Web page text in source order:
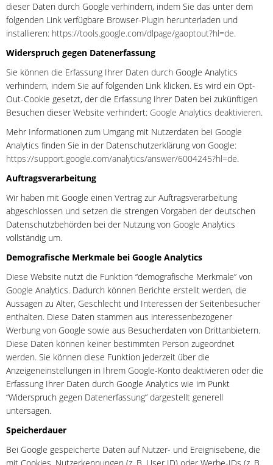
dieser Daten durch Google verhindern, indem Sie das unter dem
folgenden Link verfügbare Browser-Plugin herunterladen und
installieren: https://tools.google.com/dlpage/gaoptout?hl=de.
Widerspruch gegen Datenerfassung
Sie können die Erfassung Ihrer Daten durch Google Analytics
verhindern, indem Sie auf folgenden Link klicken. Es wird ein Opt-
Out-Cookie gesetzt, der die Erfassung Ihrer Daten bei zukünftigen
Besuchen dieser Website verhindert: Google Analytics deaktivieren.
Mehr Informationen zum Umgang mit Nutzerdaten bei Google
Analytics finden Sie in der Datenschutzerklärung von Google:
https://support.google.com/analytics/answer/6004245?hl=de.
Auftragsverarbeitung
Wir haben mit Google einen Vertrag zur Auftragsverarbeitung
abgeschlossen und setzen die strengen Vorgaben der deutschen
Datenschutzbehörden bei der Nutzung von Google Analytics
vollständig um.
Demografische Merkmale bei Google Analytics
Diese Website nutzt die Funktion “demografische Merkmale” von
Google Analytics. Dadurch können Berichte erstellt werden, die
Aussagen zu Alter, Geschlecht und Interessen der Seitenbesucher
enthalten. Diese Daten stammen aus interessenbezogener
Werbung von Google sowie aus Besucherdaten von Drittanbietern.
Diese Daten können keiner bestimmten Person zugeordnet
werden. Sie können diese Funktion jederzeit über die
Anzeigeneinstellungen in Ihrem Google-Konto deaktivieren oder die
Erfassung Ihrer Daten durch Google Analytics wie im Punkt
“Widerspruch gegen Datenerfassung” dargestellt generell
untersagen.
Speicherdauer
Bei Google gespeicherte Daten auf Nutzer- und Ereignisebene, die